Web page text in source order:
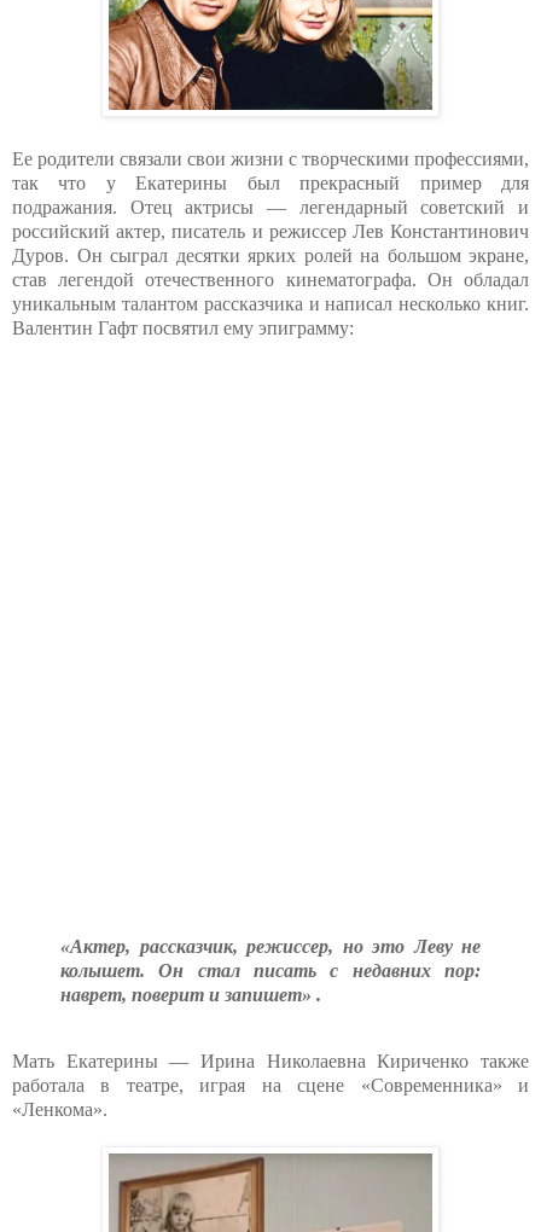
Ее родители связали свои жизни с творческими профессиями,
так что у Екатерины был прекрасный пример для
подражания. Отец актрисы — легендарный советский и
российский актер, писатель и режиссер Лев Константинович
Дуров. Он сыграл десятки ярких ролей на большом экране,
став легендой отечественного кинематографа. Он обладал
уникальным талантом рассказчика и написал несколько книг.
Валентин Гафт посвятил ему эпиграмму:
«Актер, рассказчик, режиссер, но это Леву не
колышет. Он стал писать с недавних пор:
наврет, поверит и запишет» .
Мать Екатерины — Ирина Николаевна Кириченко также
работала в театре, играя на сцене «Современника» и
«Ленкома».